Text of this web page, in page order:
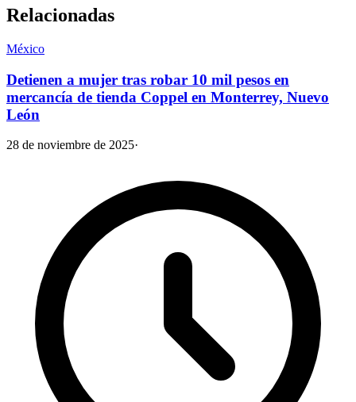
Relacionadas
México
Detienen a mujer tras robar 10 mil pesos en
mercancía de tienda Coppel en Monterrey, Nuevo
León
28 de noviembre de 2025·